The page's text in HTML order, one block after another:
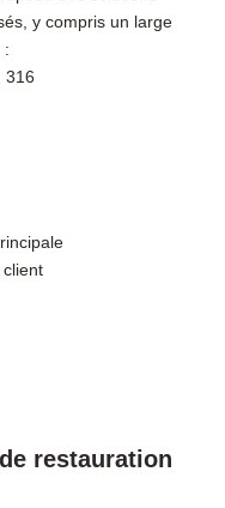
y compris un large
:
316
restauration